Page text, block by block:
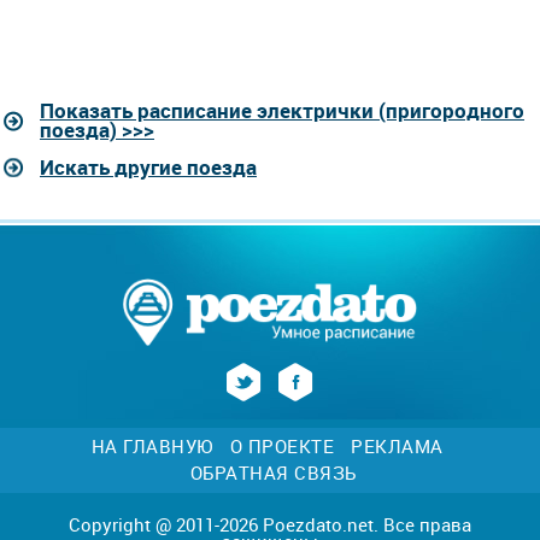
Показать расписание электрички (пригородного
поезда) >>>
Искать другие поезда
НА ГЛАВНУЮ О ПРОЕКТЕ
РЕКЛАМА
ОБРАТНАЯ СВЯЗЬ
Copyright @ 2011-2026 Poezdato.net. Все права